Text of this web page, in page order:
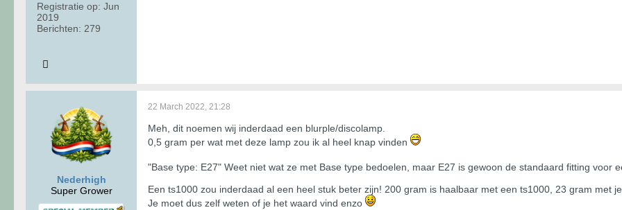
Registratie op: Jun
2019
Berichten: 279
Nederhigh
Super Grower
22 March 2022, 21:28
Meh, dit noemen wij inderdaad een blurple/discolamp.
0,5 gram per wat met deze lamp zou ik al heel knap vinden
"Base type: E27" Weet niet wat ze met Base type bedoelen, maar E27 is gewoon de standaard fitting voor
Een ts1000 zou inderdaad al een heel stuk beter zijn! 200 gram is haalbaar met een ts1000, 23 gram met
Je moet dus zelf weten of je het waard vind enzo